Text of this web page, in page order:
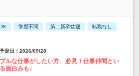
学歴不問 第二新卒歓迎 転勤なし
定日：2026/09/28
ルな仕事がしたい方、必見！仕事仲間とい
面白みも♪